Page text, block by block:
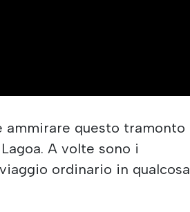
ammirare questo tramonto
A volte sono i
ordinario in qualcosa